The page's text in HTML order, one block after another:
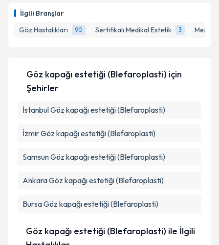
İlgili Branşlar
Göz Hastalıkları
90 Sertifikalı Medikal Estetik 3
Göz kapağı estetiği (Blefaroplasti) için
Şehirler
İstanbulGöz kapağı estetiği (Blefaroplasti)
İzmirGöz kapağı estetiği (Blefaroplasti)
SamsunGöz kapağı estetiği (Blefaroplasti)
AnkaraGöz kapağı estetiği (Blefaroplasti)
BursaGöz kapağı estetiği (Blefaroplasti)
Göz kapağı estetiği (Blefaroplasti) ile İlgili